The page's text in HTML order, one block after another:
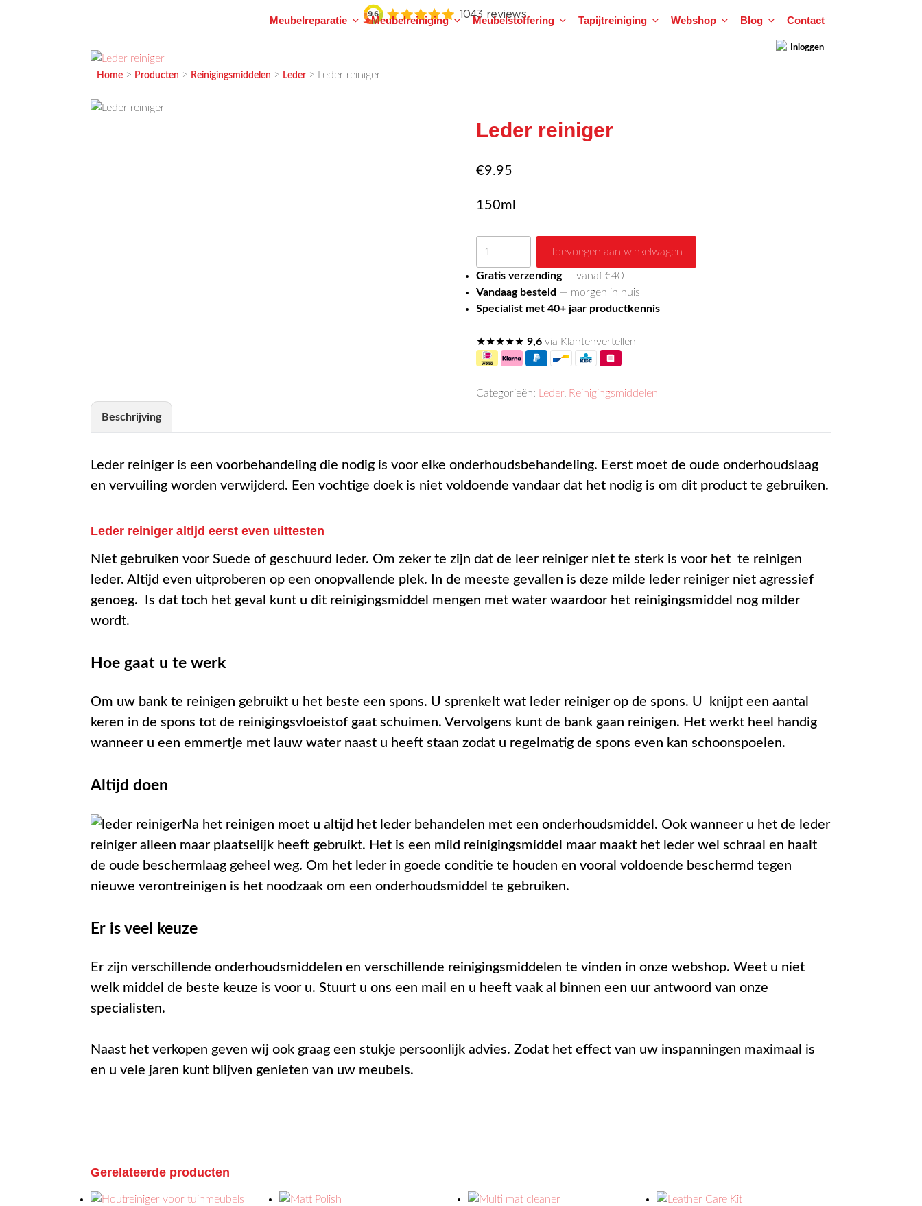
Inloggen
MEUBELVISIE
Passie voor meubels
Meubelreparatie Meubelreiniging Meubelstoffering Tapijtreiniging Webshop Blog Contact
Home > Producten > Reinigingsmiddelen > Leder > Leder reiniger
Leder reiniger
€9.95
150ml
aantal
Toevoegen aan winkelwagen
Gratis verzending— vanaf €40
Vandaag besteld— morgen in huis
Specialist met 40+ jaar productkennis
★★★★★ 9,6via Klantenvertellen
Categorieën: Leder, Reinigingsmiddelen
Beschrijving
Leder reiniger is een voorbehandeling die nodig is voor elke onderhoudsbehandeling. Eerst moet de oude onderhoudslaag
en vervuiling worden verwijderd. Een vochtige doek is niet voldoende vandaar dat het nodig is om dit product te gebruiken.
Leder reiniger altijd eerst even uittesten
Niet gebruiken voor Suede of geschuurd leder. Om zeker te zijn dat de leer reiniger niet te sterk is voor het te reinigen
leder. Altijd even uitproberen op een onopvallende plek. In de meeste gevallen is deze milde leder reiniger niet agressief
genoeg. Is dat toch het geval kunt u dit reinigingsmiddel mengen met water waardoor het reinigingsmiddel nog milder
wordt.
Hoe gaat u te werk
Om uw bank te reinigen gebruikt u het beste een spons. U sprenkelt wat leder reiniger op de spons. U knijpt een aantal
keren in de spons tot de reinigingsvloeistof gaat schuimen. Vervolgens kunt de bank gaan reinigen. Het werkt heel handig
wanneer u een emmertje met lauw water naast u heeft staan zodat u regelmatig de spons even kan schoonspoelen.
Altijd doen
Na het reinigen moet u altijd het leder behandelen met een onderhoudsmiddel. Ook wanneer u het de leder
reiniger alleen maar plaatselijk heeft gebruikt. Het is een mild reinigingsmiddel maar maakt het leder wel schraal en haalt
de oude beschermlaag geheel weg. Om het leder in goede conditie te houden en vooral voldoende beschermd tegen
nieuwe verontreinigen is het noodzaak om een onderhoudsmiddel te gebruiken.
Er is veel keuze
Er zijn verschillende onderhoudsmiddelen en verschillende reinigingsmiddelen te vinden in onze webshop. Weet u niet
welk middel de beste keuze is voor u. Stuurt u ons een mail en u heeft vaak al binnen een uur antwoord van onze
specialisten.
Naast het verkopen geven wij ook graag een stukje persoonlijk advies. Zodat het effect van uw inspanningen maximaal is
en u vele jaren kunt blijven genieten van uw meubels.
Gerelateerde producten